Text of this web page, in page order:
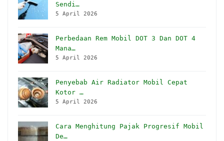
Sendi…
5 April 2026
Perbedaan Rem Mobil DOT 3 Dan DOT 4
Mana…
5 April 2026
Penyebab Air Radiator Mobil Cepat
Kotor …
5 April 2026
Cara Menghitung Pajak Progresif Mobil
De…